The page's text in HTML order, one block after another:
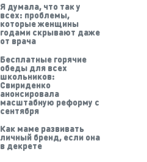
Я думала, что так у
всех: проблемы,
которые женщины
годами скрывают даже
от врача
Бесплатные горячие
обеды для всех
школьников:
Свириденко
анонсировала
масштабную реформу с
сентября
Как маме развивать
личный бренд, если она
в декрете